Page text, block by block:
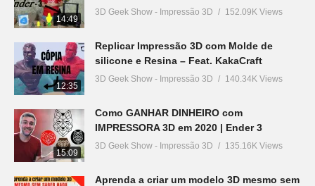
14:49
3D Geek Show - Impressão 3D 152.09K Views
12:35
Replicar Impressão 3D com Molde de
silicone e Resina – Feat. KakaCraft
3D Geek Show - Impressão 3D 140.34K Views
15:09
Como GANHAR DINHEIRO com
IMPRESSORA 3D em 2020 | Ender 3
3D Geek Show - Impressão 3D 135.16K Views
Aprenda a criar um modelo 3D mesmo sem